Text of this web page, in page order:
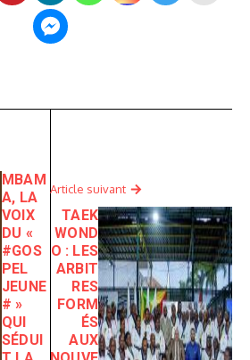
MBAM
A, LA
VOIX
DU «
#GOS
PEL
JEUNE
# »
QUI
SÉDUI
Article suivant
TAEK
WOND
O : LES
ARBIT
RES
FORM
ÉS
AUX